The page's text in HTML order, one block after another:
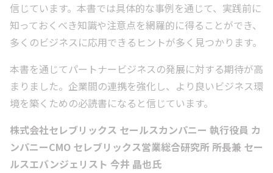
信じています。本書では具体的な事例を通じて、実践前に
知っておくべき知識や注意点を網羅的に得ることができ、
多くのビジネスに応用できるヒントが多く見つかります。
本書を通じてパートナービジネスの発展に対する期待が高
まりました。企業間の連携を強化し、より良いビジネス環
境を築くための必読書になると信じています。
株式会社セレブリックス セールスカンパニー 執行役員 カ
ンパニーCMO セレブリックス営業総合研究所 所長兼 セー
ルスエバンジェリスト 今井 晶也氏